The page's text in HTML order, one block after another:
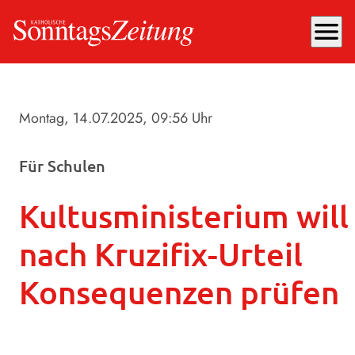
menu
Montag, 14.07.2025, 09:56 Uhr
Für Schulen
Kultusministerium will
nach Kruzifix-Urteil
Konsequenzen prüfen